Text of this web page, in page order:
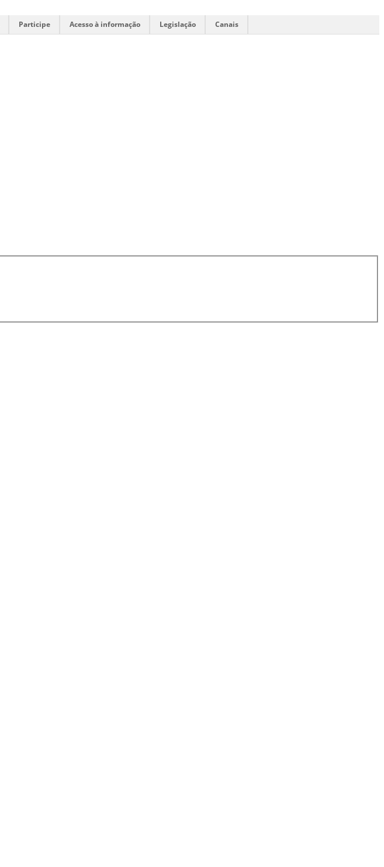
Participe Acesso à informação Legislação Canais